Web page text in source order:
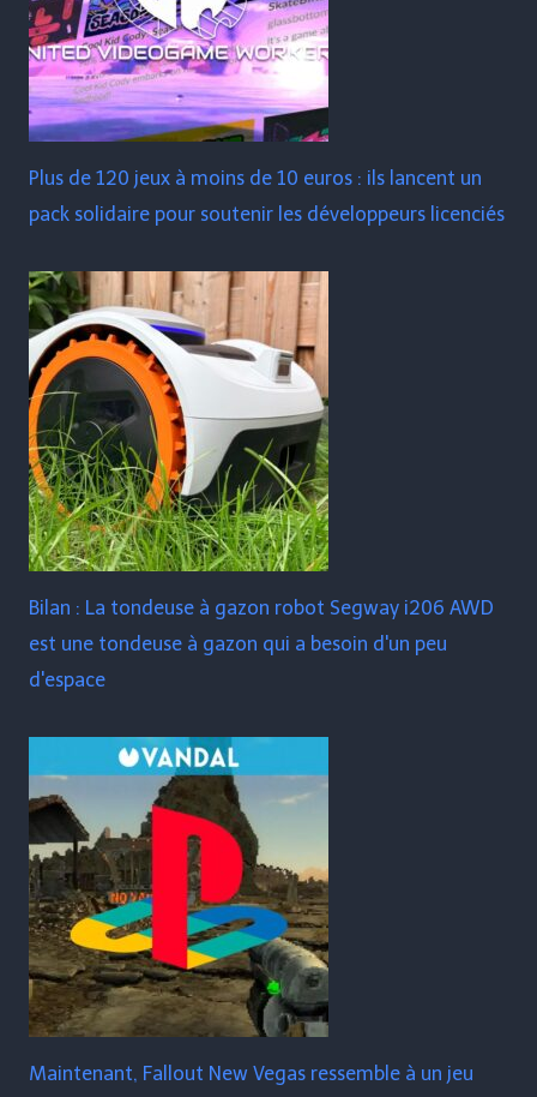
Plus de 120 jeux à moins de 10 euros : ils lancent un
pack solidaire pour soutenir les développeurs licenciés
Bilan : La tondeuse à gazon robot Segway i206 AWD
est une tondeuse à gazon qui a besoin d'un peu
d'espace
Maintenant, Fallout New Vegas ressemble à un jeu